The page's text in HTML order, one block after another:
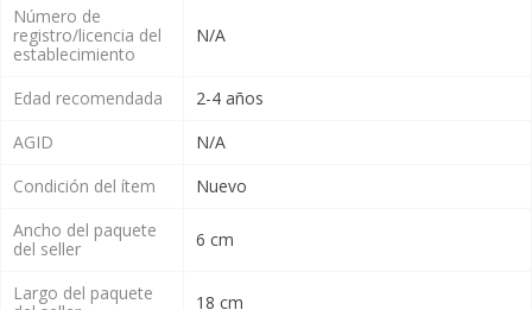
Número de
registro/licencia del
establecimiento
N/A
Edad recomendada
2-4 años
AGID
N/A
Condición del ítem
Nuevo
Ancho del paquete
del seller
6 cm
Largo del paquete
18 cm